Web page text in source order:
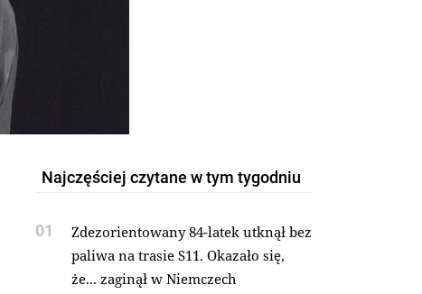
Najczęściej czytane w tym tygodniu
01
Zdezorientowany 84-latek utknął bez
paliwa na trasie S11. Okazało się,
że... zaginął w Niemczech